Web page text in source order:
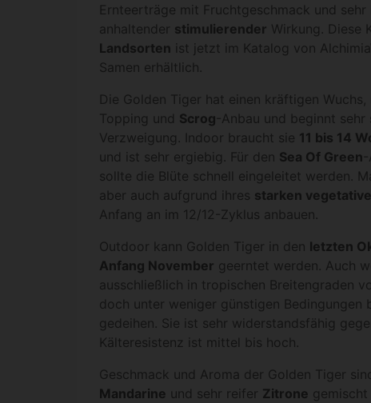
Ernteerträge mit Fruchtgeschmack und sehr
anhaltender stimulierender Wirkung. Diese
Landsorten ist jetzt im Katalog von
Samen erhältlich.
Die Golden Tiger hat einen kräftigen
Topping und Scrog -Anbau und beginnt sehr
Verzweigung. Indoor braucht sie 11 bis 14
und ist sehr ergiebig. Für den Sea Of Green
sollte die Blüte schnell eingeleitet werden.
aber auch aufgrund ihres starken
Anfang an im 12/12-Zyklus anbauen.
Outdoor kann Golden Tiger in den letzten
Anfang November geerntet werden. Auch
ausschließlich in tropischen Breitengraden
doch unter weniger günstigen Bedingungen
gedeihen. Sie ist sehr widerstandsfähig
Kälteresistenz ist mittel bis hoch.
Geschmack und Aroma der Golden Tiger
Mandarine und sehr reifer Zitrone